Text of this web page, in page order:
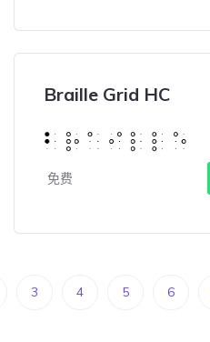
Braille Grid HC
免费
3 4 5 6